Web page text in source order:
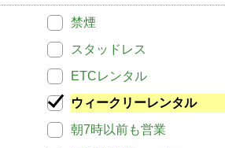
禁煙
スタッドレス
ETCレンタル
ウィークリーレンタル
朝7時以前も営業